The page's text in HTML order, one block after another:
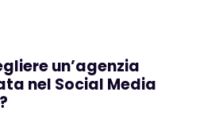
un’agenzia
nel Social Media